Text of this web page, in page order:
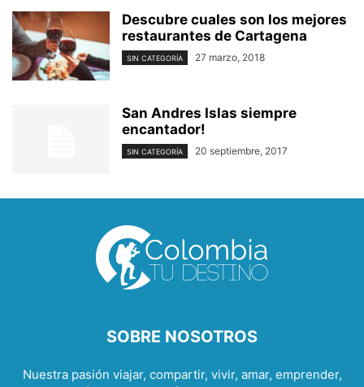
Descubre cuales son los mejores
restaurantes de Cartagena
SIN CATEGORÍA 27 marzo, 2018
San Andres Islas siempre
encantador!
SIN CATEGORÍA 20 septiembre, 2017
SOBRE NOSOTROS
Nuestra pasión viajar, compartir, vivir, amar, emprender,